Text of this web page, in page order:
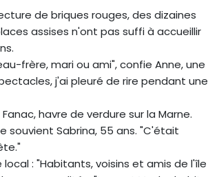
de briques rouges, des dizaines
assises n'ont pas suffi à accueillir
frère, mari ou ami", confie Anne, une
j'ai pleuré de rire pendant une
havre de verdure sur la Marne.
souvient Sabrina, 55 ans. "C'était
: "Habitants, voisins et amis de l'île